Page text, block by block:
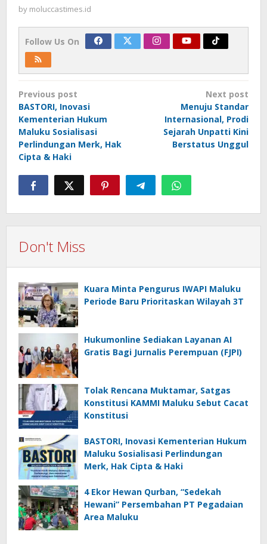
by moluccastimes.id
Follow Us On
Post
navigation
Previous post
BASTORI, Inovasi
Kementerian Hukum
Maluku Sosialisasi
Perlindungan Merk, Hak
Cipta & Haki
Next post
Menuju Standar
Internasional, Prodi
Sejarah Unpatti Kini
Berstatus Unggul
Don't Miss
Kuara Minta Pengurus IWAPI Maluku
Periode Baru Prioritaskan Wilayah 3T
Hukumonline Sediakan Layanan AI
Gratis Bagi Jurnalis Perempuan (FJPI)
Tolak Rencana Muktamar, Satgas
Konstitusi KAMMI Maluku Sebut Cacat
Konstitusi
BASTORI, Inovasi Kementerian Hukum
Maluku Sosialisasi Perlindungan
Merk, Hak Cipta & Haki
4 Ekor Hewan Qurban, “Sedekah
Hewani” Persembahan PT Pegadaian
Area Maluku